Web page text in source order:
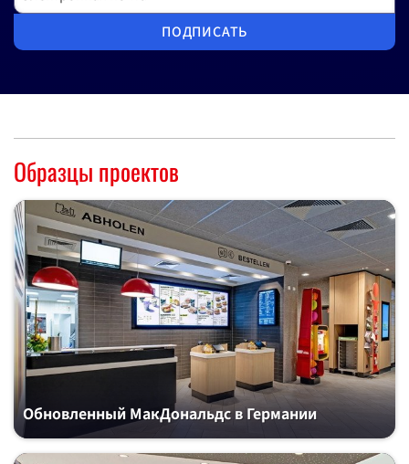
ПОДПИСАТЬ
Образцы проектов
Обновленный МакДональдс в Германии